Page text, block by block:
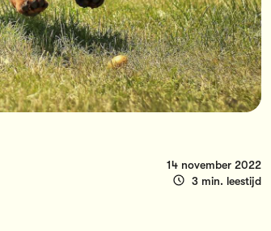
14 november 2022
3 min. leestijd